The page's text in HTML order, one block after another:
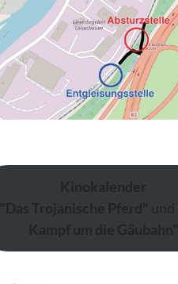
Kinokalender
"Das Trojanische Pferd" und
Kampf um die Gäubahn"